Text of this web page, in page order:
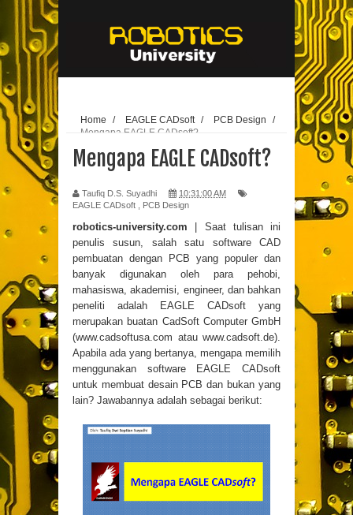
Home / EAGLE CADsoft / PCB Design
/
Mengapa EAGLE CADsoft?
Mengapa EAGLE CADsoft?
Taufiq D.S. Suyadhi
10:31:00 AM
EAGLE CADsoft
PCB Design
robotics-university.com | Saat tulisan ini
penulis susun, salah satu software CAD
pembuatan dengan PCB yang populer dan
banyak digunakan oleh para pehobi,
mahasiswa, akademisi, engineer, dan bahkan
peneliti adalah EAGLE CADsoft yang
merupakan buatan CadSoft Computer GmbH
(www.cadsoftusa.com atau www.cadsoft.de).
Apabila ada yang bertanya, mengapa memilih
menggunakan software EAGLE CADsoft
untuk membuat desain PCB dan bukan yang
lain? Jawabannya adalah sebagai berikut: